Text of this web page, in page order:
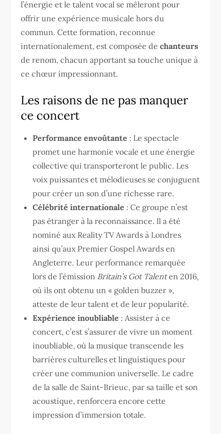
l’énergie et le talent vocal se mêleront pour
offrir une expérience musicale hors du
commun. Cette formation, reconnue
internationalement, est composée dechanteurs
de renom, chacun apportant sa touche unique à
ce chœur impressionnant.
Les raisons de ne pas manquer
ce concert
Performance envoûtante : Le spectacle
promet une harmonie vocale et une énergie
collective qui transporteront le public. Les
voix puissantes et mélodieuses se conjuguent
pour créer un son d’une richesse rare.
Célébrité internationale : Ce groupe n’est
pas étranger à la reconnaissance. Il a été
nominé aux Reality TV Awards à Londres
ainsi qu’aux Premier Gospel Awards en
Angleterre. Leur performance remarquée
lors de l’émission Britain’s Got Talenten 2016,
où ils ont obtenu un « golden buzzer »,
atteste de leur talent et de leur popularité.
Expérience inoubliable : Assister à ce
concert, c’est s’assurer de vivre un moment
inoubliable, où la musique transcende les
barrières culturelles et linguistiques pour
créer une communion universelle. Le cadre
de la salle de Saint-Brieuc, par sa taille et son
acoustique, renforcera encore cette
impression d’immersion totale.